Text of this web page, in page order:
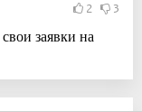
2 3
заявки на